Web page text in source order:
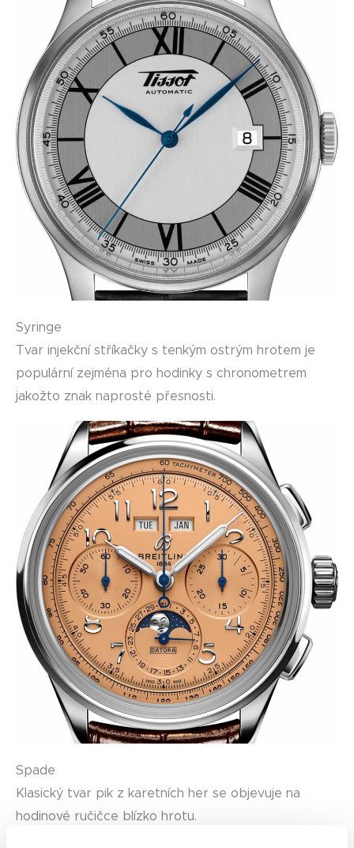
Syringe
Tvar injekční stříkačky s tenkým ostrým hrotem je
populární zejména pro hodinky s chronometrem
jakožto znak naprosté přesnosti.
Spade
Klasický tvar pik z karetních her se objevuje na
hodinové ručičce blízko hrotu.